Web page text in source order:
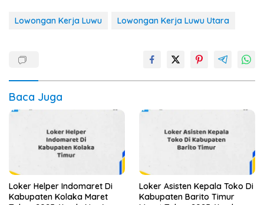
Lowongan Kerja Luwu Lowongan Kerja Luwu Utara
Baca Juga
Loker Helper Indomaret Di
Kabupaten Kolaka Maret
Loker Asisten Kepala Toko Di
Kabupaten Barito Timur